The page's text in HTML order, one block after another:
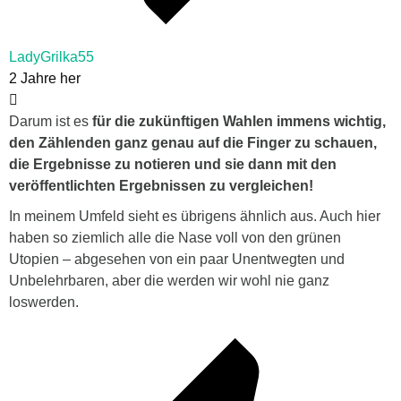
LadyGrilka55
2 Jahre her
Darum ist es für die zukünftigen Wahlen immens wichtig,
den Zählenden ganz genau auf die Finger zu schauen,
die Ergebnisse zu notieren und sie dann mit den
veröffentlichten Ergebnissen zu vergleichen!
In meinem Umfeld sieht es übrigens ähnlich aus. Auch hier
haben so ziemlich alle die Nase voll von den grünen
Utopien – abgesehen von ein paar Unentwegten und
Unbelehrbaren, aber die werden wir wohl nie ganz
loswerden.